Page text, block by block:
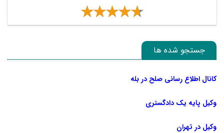
جستجو شده ها
کانال اطلاع رسانی صلح در بله
وکیل پایه یک دادگستری
وکیل در تهران